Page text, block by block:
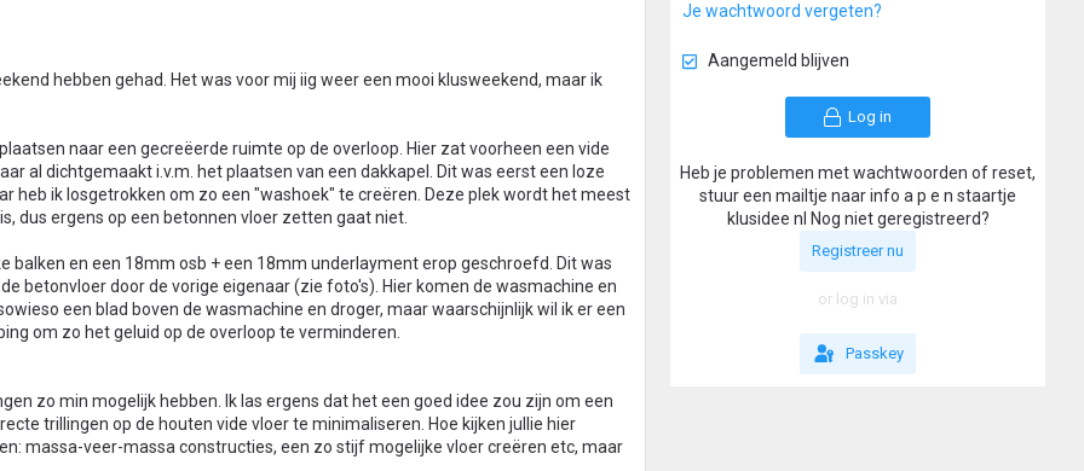
hebben gehad. Het was voor mij iig weer een mooi klusweekend, maar ik
naar een gecreëerde ruimte op de overloop. Hier zat voorheen een vide
al dichtgemaakt i.v.m. het plaatsen van een dakkapel. Dit was eerst een loze
heb ik losgetrokken om zo een "washoek" te creëren. Deze plek wordt het meest
dus ergens op een betonnen vloer zetten gaat niet.
balken en een 18mm osb + een 18mm underlayment erop geschroefd. Dit was
betonvloer door de vorige eigenaar (zie foto's). Hier komen de wasmachine en
een blad boven de wasmachine en droger, maar waarschijnlijk wil ik er een
om zo het geluid op de overloop te verminderen.
zo min mogelijk hebben. Ik las ergens dat het een goed idee zou zijn om een
trillingen op de houten vide vloer te minimaliseren. Hoe kijken jullie hier
massa-veer-massa constructies, een zo stijf mogelijke vloer creëren etc, maar
Je wachtwoord vergeten?
Aangemeld blijven
Log in
Heb je problemen met wachtwoorden of reset,
stuur een mailtje naar info a p e n staartje
klusidee nl Nog niet geregistreerd?
Registreer nu
or log in via
Passkey